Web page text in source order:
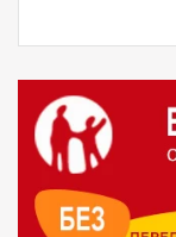
стоимостью,
Алматы,
Актобе, Актау
Астана,
Вьетнам
Таиланд
Костанай,